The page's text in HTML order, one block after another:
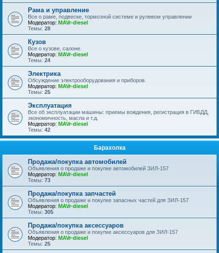
Рама и управление
Все о раме, подвеске, тормозной системе и рулевом управлении
Модератор: MAVr-diesel
Темы: 28
Кузов
Все о кузове, салоне.
Модератор: MAVr-diesel
Темы: 24
Электрика
Обсуждение электрооборудования и приборов.
Модератор: MAVr-diesel
Темы: 25
Эксплуатация
Все об эксплуатации машины: приемы вождения, регистрация в ГИБДД,
экономичность, масла и т.д.
Модератор: MAVr-diesel
Темы: 42
Барахолка
Продажа/покупка автомобилей
Объявления о продаже и покупке автомобилей ЗИЛ-157
Модератор: MAVr-diesel
Темы: 73
Продажа/покупка запчастей
Объявления о продаже и покупке запасных частей для ЗИЛ-157
Модератор: MAVr-diesel
Темы: 305
Продажа/покупка аксессуаров
Объявления о продаже и покупке аксессуаров для ЗИЛ-157
Модератор: MAVr-diesel
Темы: 25